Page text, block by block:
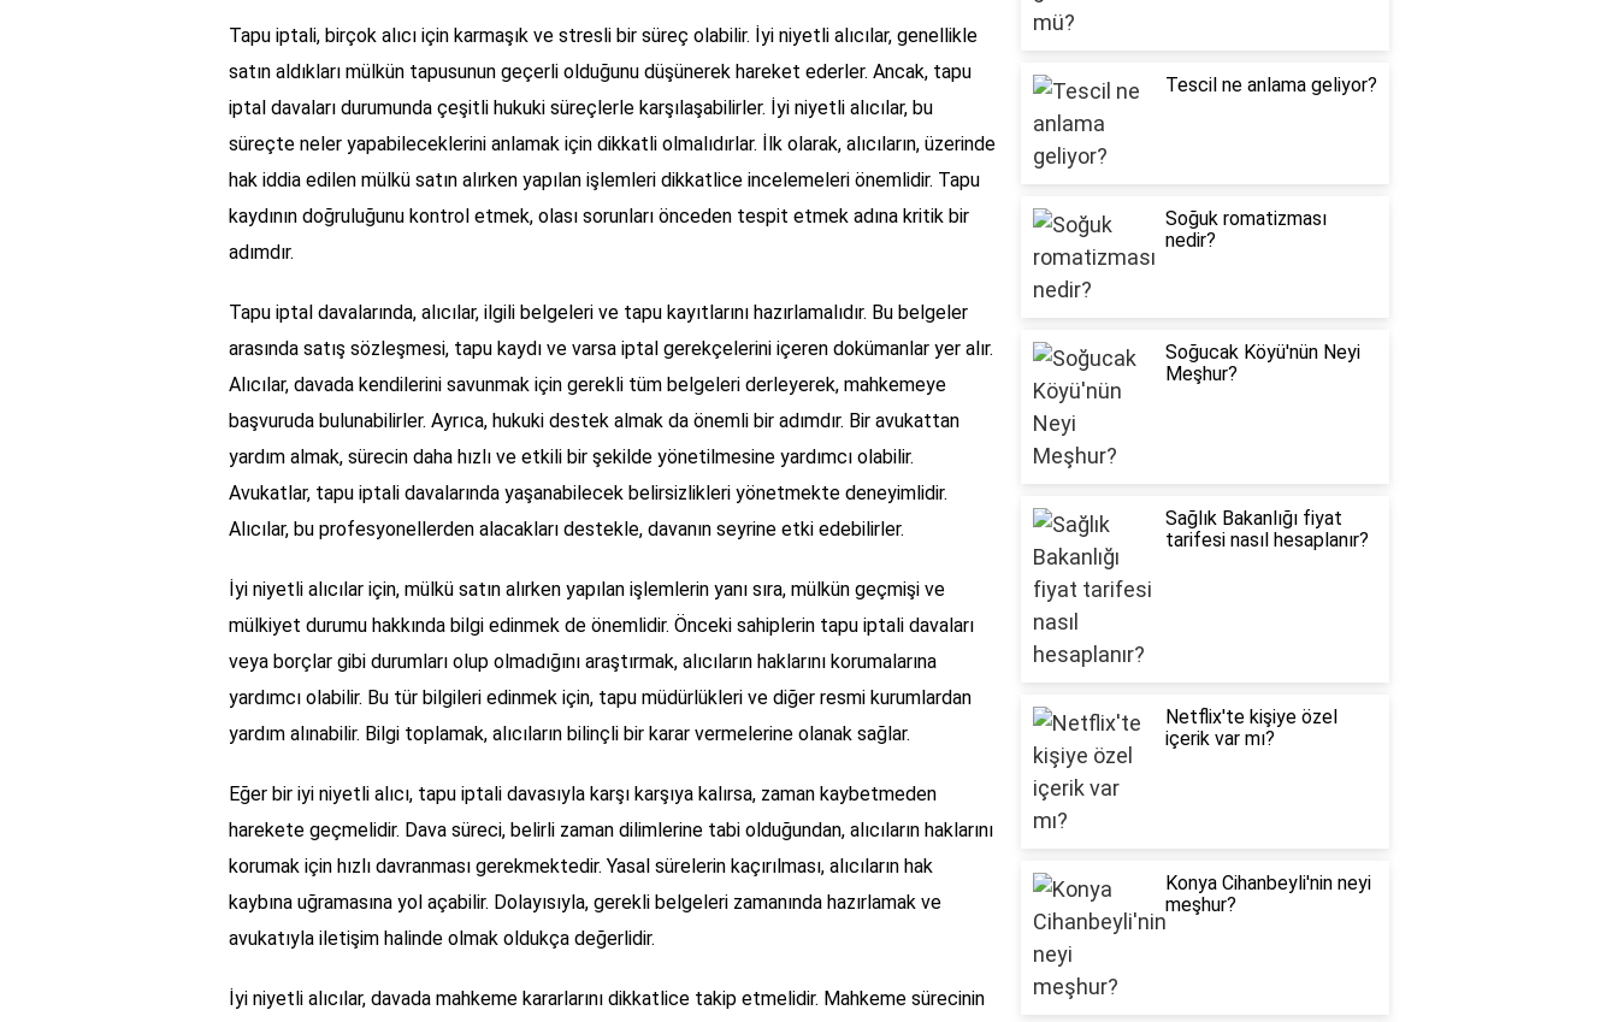
Tapu iptali, birçok alıcı için karmaşık ve stresli bir süreç olabilir. İyi niyetli alıcılar, genellikle
satın aldıkları mülkün tapusunun geçerli olduğunu düşünerek hareket ederler. Ancak, tapu
iptal davaları durumunda çeşitli hukuki süreçlerle karşılaşabilirler. İyi niyetli alıcılar, bu
süreçte neler yapabileceklerini anlamak için dikkatli olmalıdırlar. İlk olarak, alıcıların, üzerinde
hak iddia edilen mülkü satın alırken yapılan işlemleri dikkatlice incelemeleri önemlidir. Tapu
kaydının doğruluğunu kontrol etmek, olası sorunları önceden tespit etmek adına kritik bir
adımdır.
Tapu iptal davalarında, alıcılar, ilgili belgeleri ve tapu kayıtlarını hazırlamalıdır. Bu belgeler
arasında satış sözleşmesi, tapu kaydı ve varsa iptal gerekçelerini içeren dokümanlar yer alır.
Alıcılar, davada kendilerini savunmak için gerekli tüm belgeleri derleyerek, mahkemeye
başvuruda bulunabilirler. Ayrıca, hukuki destek almak da önemli bir adımdır. Bir avukattan
yardım almak, sürecin daha hızlı ve etkili bir şekilde yönetilmesine yardımcı olabilir.
Avukatlar, tapu iptali davalarında yaşanabilecek belirsizlikleri yönetmekte deneyimlidir.
Alıcılar, bu profesyonellerden alacakları destekle, davanın seyrine etki edebilirler.
İyi niyetli alıcılar için, mülkü satın alırken yapılan işlemlerin yanı sıra, mülkün geçmişi ve
mülkiyet durumu hakkında bilgi edinmek de önemlidir. Önceki sahiplerin tapu iptali davaları
veya borçlar gibi durumları olup olmadığını araştırmak, alıcıların haklarını korumalarına
yardımcı olabilir. Bu tür bilgileri edinmek için, tapu müdürlükleri ve diğer resmi kurumlardan
yardım alınabilir. Bilgi toplamak, alıcıların bilinçli bir karar vermelerine olanak sağlar.
Eğer bir iyi niyetli alıcı, tapu iptali davasıyla karşı karşıya kalırsa, zaman kaybetmeden
harekete geçmelidir. Dava süreci, belirli zaman dilimlerine tabi olduğundan, alıcıların haklarını
korumak için hızlı davranması gerekmektedir. Yasal sürelerin kaçırılması, alıcıların hak
kaybına uğramasına yol açabilir. Dolayısıyla, gerekli belgeleri zamanında hazırlamak ve
avukatıyla iletişim halinde olmak oldukça değerlidir.
İyi niyetli alıcılar, davada mahkeme kararlarını dikkatlice takip etmelidir. Mahkeme sürecinin
Tescil ne anlama geliyor?
Soğuk romatizması
nedir?
Soğucak Köyü'nün Neyi
Meşhur?
Sağlık Bakanlığı fiyat
tarifesi nasıl hesaplanır?
Netflix'te kişiye özel
içerik var mı?
Konya Cihanbeyli'nin neyi
meşhur?